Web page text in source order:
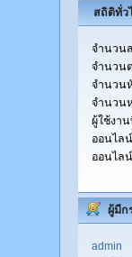
สถิติทั่ว
จำนวน
จำนวน
จำนวน
จำนวน
ผู้ใช้งา
ออนไล
ออนไล
ผู้มีก
admin